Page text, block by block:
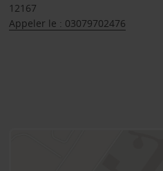
12167
Appeler le : 03079702476